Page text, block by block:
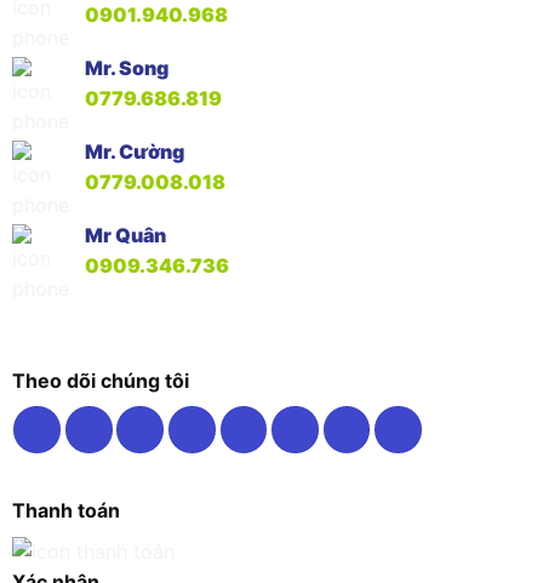
0901.940.968
Mr. Song
0779.686.819
Mr. Cường
0779.008.018
Mr Quân
0909.346.736
Theo dõi chúng tôi
Thanh toán